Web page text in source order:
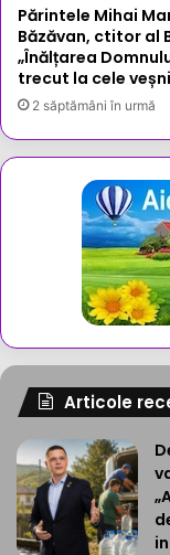
Părintele Mihai
Băzăvan, ctitor al
„Înălțarea
trecut la cele
2 săptămâni în urmă
Articole